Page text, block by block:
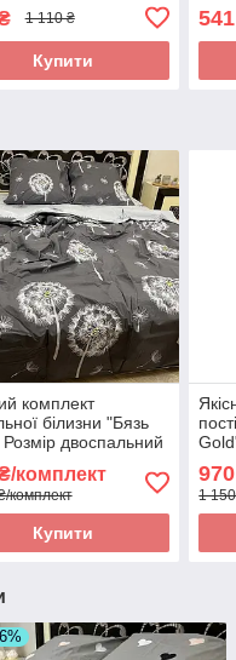
1 110 ₴
Купити
541
комплект
білизни "Бязь
двоспальний
комплект
комплект
Купити
180
970
1